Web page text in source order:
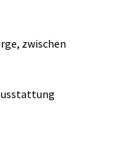
zwischen